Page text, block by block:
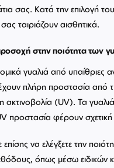
σας. Κατά την επιλογή
ταιριάζουν αισθητικά.
στην ποιότητα των
γυαλιά από υπαίθριες
πλήρη προστασία από
ακτινοβολία (UV). Τα
προστασία φέρουν σχετική
επίσης να ελέγξετε την
όπως μέσω ειδικών